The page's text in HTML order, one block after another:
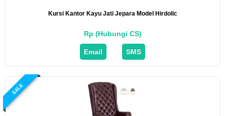
Kursi Kantor Kayu Jati Jepara Model Hirdolic
Rp (Hubungi CS)
Email SMS
SALE